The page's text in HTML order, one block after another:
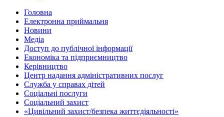
Головна
Електронна приймальня
Новини
Медіа
Доступ до публічної інформації
Економіка та підприємництво
Керівництво
Центр надання адміністративних послуг
Служба у справах дітей
Соціальні послуги
Соціальний захист
«Цивільний захист/безпека життєдіяльності»